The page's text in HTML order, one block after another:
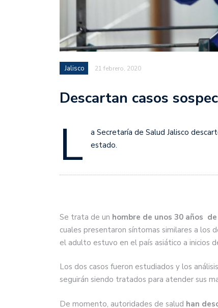
Jalisco 21 febrero, 2020
Descartan casos
L a Secretaría de Salud Jalisco
estado.
Se trata de un hombre de unos 30 años
cuales presentaron síntomas similares a los
el adulto estuvo en el país asiático a inicios
Los dos casos fueron estudiados y los
seguirán siendo tratados para atender sus
De momento, autoridades de salud han